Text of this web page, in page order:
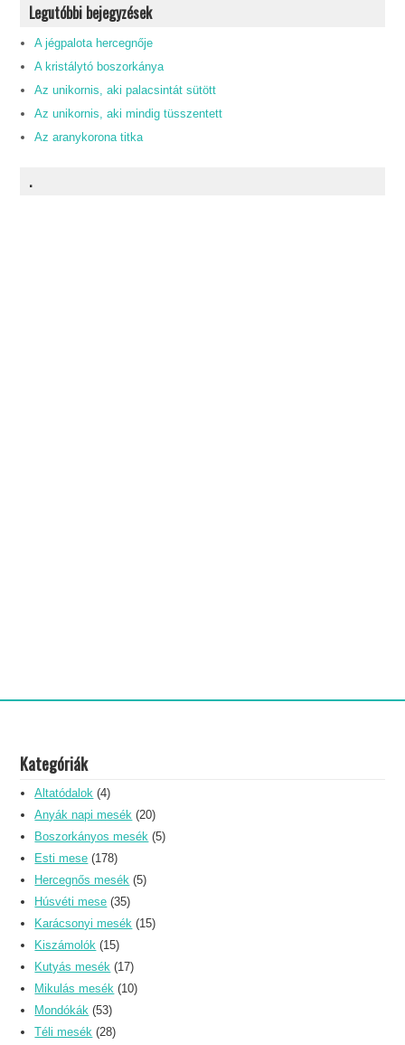
Legutóbbi bejegyzések
A jégpalota hercegnője
A kristálytó boszorkánya
Az unikornis, aki palacsintát sütött
Az unikornis, aki mindig tüsszentett
Az aranykorona titka
.
Kategóriák
Altatódalok (4)
Anyák napi mesék (20)
Boszorkányos mesék (5)
Esti mese (178)
Hercegnős mesék (5)
Húsvéti mese (35)
Karácsonyi mesék (15)
Kiszámolók (15)
Kutyás mesék (17)
Mikulás mesék (10)
Mondókák (53)
Téli mesék (28)